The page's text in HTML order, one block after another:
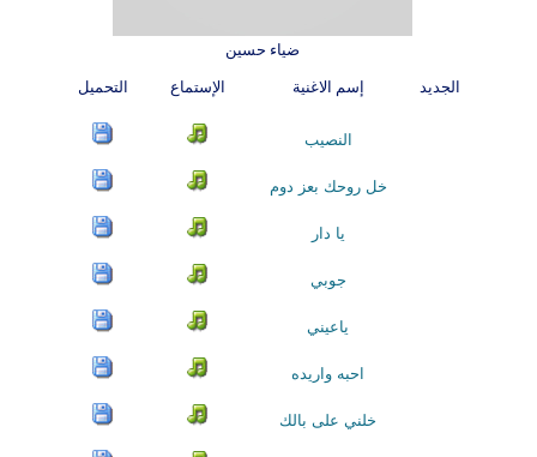
ضياء حسين
الجديد إسم الاغنية الإستماع التحميل
النصيب
خل روحك بعز دوم
يا دار
جوبي
ياعيني
احبه واريده
خلني على بالك